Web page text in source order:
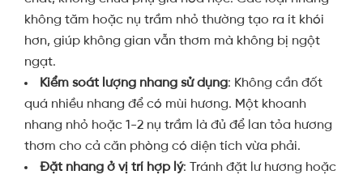
không tăm hoặc nụ trầm nhỏ thường tạo ra ít khói
hơn, giúp không gian vẫn thơm mà không bị ngột
ngạt.
Kiểm soát lượng nhang sử dụng: Không cần đốt
quá nhiều nhang để có mùi hương. Một khoanh
nhang nhỏ hoặc 1-2 nụ trầm là đủ để lan tỏa hương
thơm cho cả căn phòng có diện tích vừa phải.
Đặt nhang ở vị trí hợp lý: Tránh đặt lư hương hoặc